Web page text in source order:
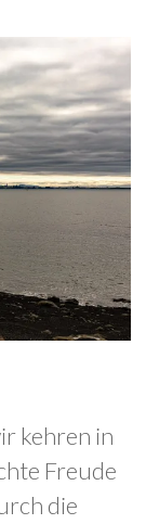
kehren in
Freude
die